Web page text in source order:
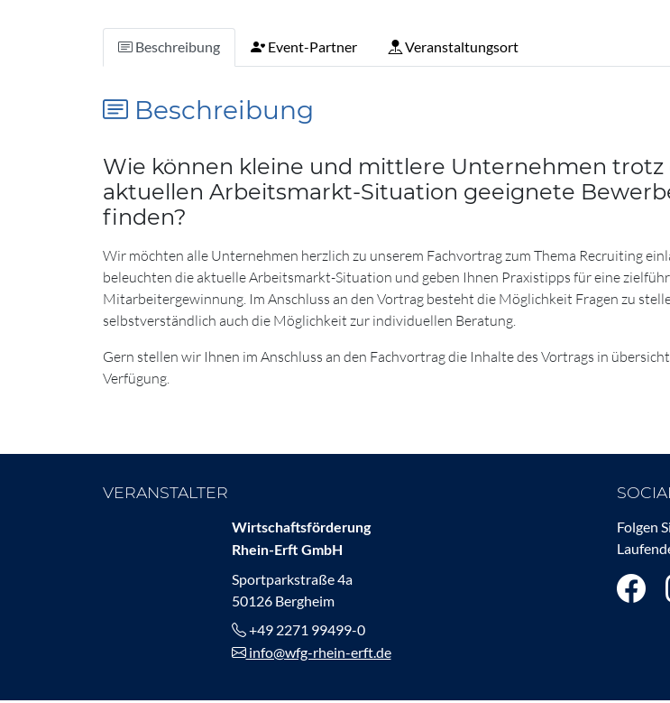
Beschreibung Event-Partner Veranstaltungsort
Beschreibung
Wie können kleine und mittlere Unternehmen trotz
aktuellen Arbeitsmarkt-Situation geeignete
finden?
Wir möchten alle Unternehmen herzlich zu unserem Fachvortrag zum Thema Recruiting
beleuchten die aktuelle Arbeitsmarkt-Situation und geben Ihnen Praxistipps für eine
Mitarbeitergewinnung. Im Anschluss an den Vortrag besteht die Möglichkeit Fragen zu
selbstverständlich auch die Möglichkeit zur individuellen Beratung.
Gern stellen wir Ihnen im Anschluss an den Fachvortrag die Inhalte des Vortrags in
Verfügung.
VERANSTALTER
Wirtschaftsförderung
Rhein-Erft GmbH
Sportparkstraße 4a
50126 Bergheim
+49 2271 99499-0
info@wfg-rhein-erft.de
Folgen